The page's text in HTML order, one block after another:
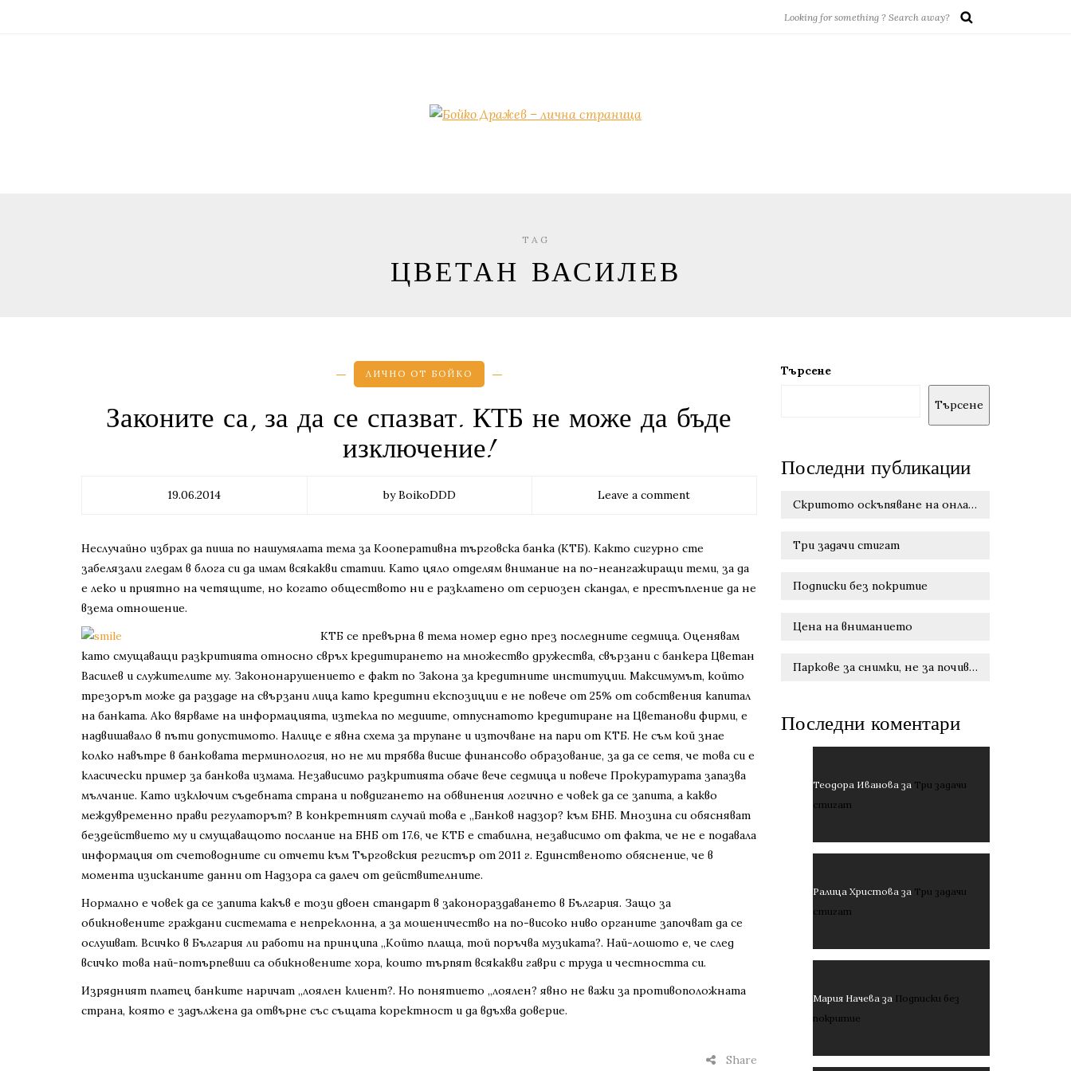
TAG
ЦВЕТАН ВАСИЛЕВ
ЛИЧНО ОТ БОЙКО
Законите са, за да се спазват. КТБ не може да бъде
изключение!
19.06.2014 by BoikoDDD Leave a comment
Неслучайно избрах да пиша по нашумялата тема за Кооперативна търговска банка (КТБ). Както сигурно сте
забелязали гледам в блога си да имам всякакви статии. Като цяло отделям внимание на по-неангажиращи теми, за да
е леко и приятно на четящите, но когато обществото ни е разклатено от сериозен скандал, е престъпление да не
взема отношение.
КТБ се превърна в тема номер едно през последните седмица. Оценявам
като смущаващи разкритията относно свръх кредитирането на множество дружества, свързани с банкера Цветан
Василев и служителите му. Закононарушението е факт по Закона за кредитните институции. Максимумът, който
трезорът може да раздаде на свързани лица като кредитни експозиции е не повече от 25% от собствения капитал
на банката. Ако вярваме на информацията, изтекла по медиите, отпуснатото кредитиране на Цветанови фирми, е
надвишавало в пъти допустимото. Налице е явна схема за трупане и източване на пари от КТБ. Не съм кой знае
колко навътре в банковата терминология, но не ми трябва висше финансово образование, за да се сетя, че това си е
класически пример за банкова измама. Независимо разкритията обаче вече седмица и повече Прокуратурата запазва
мълчание. Като изключим съдебната страна и повдигането на обвинения логично е човек да се запита, а какво
междувременно прави регулаторът? В конкретният случай това е „Банков надзор? към БНБ. Мнозина си обясняват
бездействието му и смущаващото послание на БНБ от 17.6, че КТБ е стабилна, независимо от факта, че не е подавала
информация от счетоводните си отчети към Търговския регистър от 2011 г. Единственото обяснение, че в
момента изисканите данни от Надзора са далеч от действителните.
Нормално е човек да се запита какъв е този двоен стандарт в законораздаването в България. Защо за
обикновените граждани системата е непреклонна, а за мошеничество на по-високо ниво органите започват да се
ослушват. Всичко в България ли работи на принципа „Който плаща, той поръчва музиката?. Най-лошото е, че след
всичко това най-потърпевши са обикновените хора, които търпят всякакви гаври с труда и честността си.
Изрядният платец банките наричат „лоялен клиент?. Но понятието „лоялен? явно не важи за противоположната
страна, която е задължена да отвърне със същата коректност и да вдъхва доверие.
Share
Търсене
Търсене
Последни публикации
Скритото оскъпяване на онлайн удобството
Три задачи стигат
Подписки без покритие
Цена на вниманието
Паркове за снимки, не за почивка
Последни коментари
Теодора Ивановаза Три задачи
стигат
Ралица Христоваза Три задачи
стигат
Мария Начеваза Подписки без
покритие